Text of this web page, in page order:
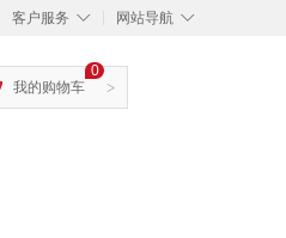
◇
客户服务 ◇
网站导航
>
0
我的购物车